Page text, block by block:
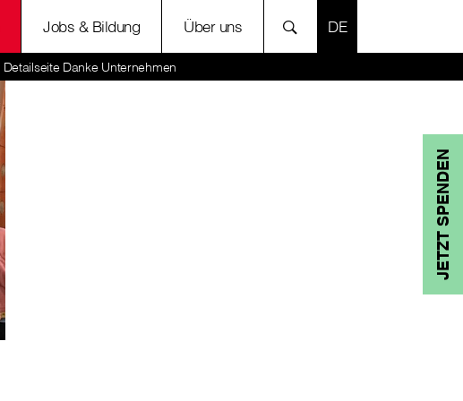
Jobs & Bildung Über uns SPRACHE
Detailseite Danke Unternehmen
JETZT SPENDEN